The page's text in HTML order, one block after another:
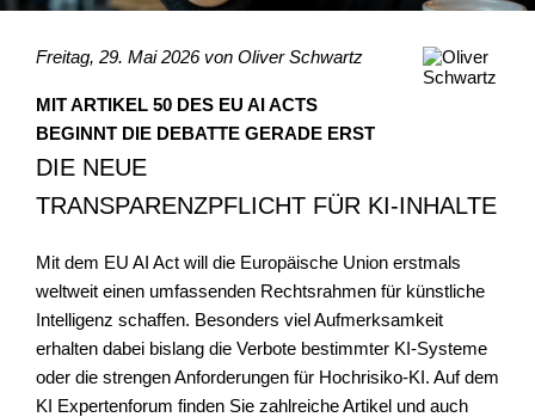
Freitag, 29. Mai 2026 von Oliver Schwartz
MIT ARTIKEL 50 DES EU AI ACTS
BEGINNT DIE DEBATTE GERADE ERST
DIE NEUE
TRANSPARENZPFLICHT FÜR KI-INHALTE
Mit dem EU AI Act will die Europäische Union erstmals
weltweit einen umfassenden Rechtsrahmen für künstliche
Intelligenz schaffen. Besonders viel Aufmerksamkeit
erhalten dabei bislang die Verbote bestimmter KI-Systeme
oder die strengen Anforderungen für Hochrisiko-KI. Auf dem
KI Expertenforum finden Sie zahlreiche Artikel und auch